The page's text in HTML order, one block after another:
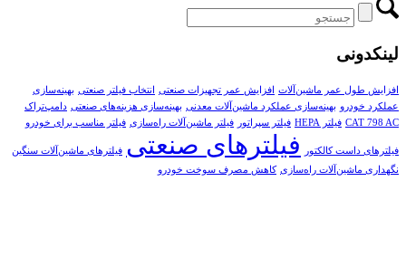
لینکدونی
افزایش طول عمر ماشین‌آلات افزایش عمر تجهیزات صنعتی انتخاب فیلتر صنعتی بهینه‌سازی
عملکرد خودرو بهینه‌سازی عملکرد ماشین‌آلات معدنی بهینه‌سازی هزینه‌های صنعتی دامپ‌تراک
CAT 798 AC فیلتر HEPA فیلتر سپراتور فیلتر ماشین‌آلات راه‌سازی فیلتر مناسب برای خودرو
فیلترهای داست کالکتور فیلترهای صنعتی فیلترهای ماشین‌آلات سنگین
نگهداری ماشین‌آلات راه‌سازی کاهش مصرف سوخت خودرو